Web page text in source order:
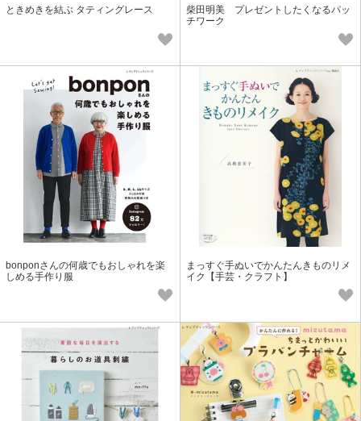
ときめきを結ぶ タティングレース
柴田明美 プレゼントしたくなるパッ
チワーク
bonponさんの何歳でもおしゃれを楽
しめる手作り服
まっすぐ手ぬいでかんたんきものリメ
イク【手芸・クラフト】